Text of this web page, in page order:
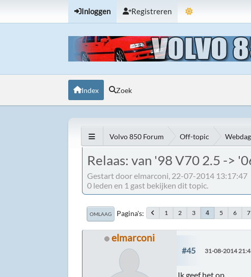
Inloggen Registreren
Index Zoek
Volvo 850 Forum Off-topic
Relaas: van '98 V70 2.5 ->
Gestart door elmarconi, 22-07-2014 13:17:47
0 leden en 1 gast bekijken dit topic.
OMLAAG Pagina's 1 2 3 4 5 6 7
elmarconi
#45 31-08-2014
Ik geef het op.